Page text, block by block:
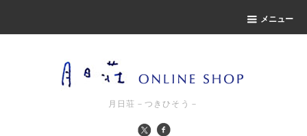
メニュー
月日荘－つきひそう－